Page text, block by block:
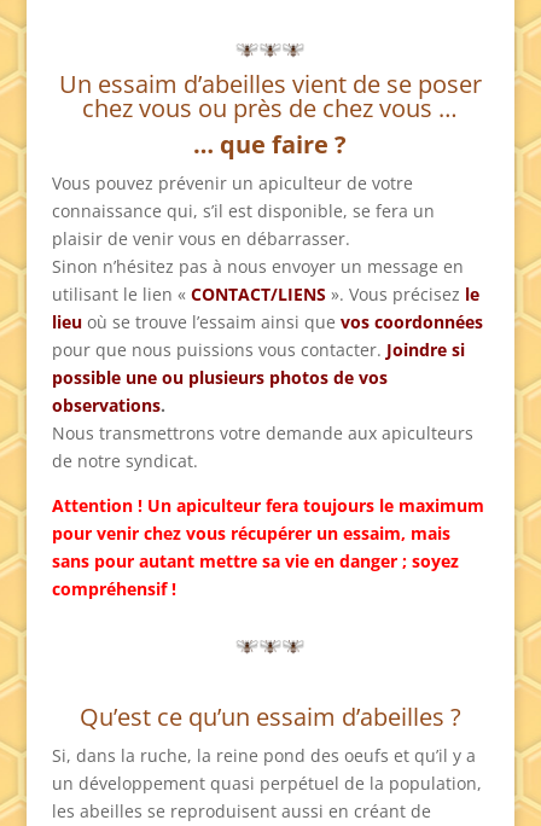
Un essaim d’abeilles vient de se poser
chez vous ou près de chez vous …
… que faire ?
Vous pouvez prévenir un apiculteur de votre
connaissance qui, s’il est disponible, se fera un
plaisir de venir vous en débarrasser.
Sinon n’hésitez pas à nous envoyer un message en
utilisant le lien « CONTACT/LIENS». Vous précisez le
lieuoù se trouve l’essaim ainsi que vos coordonnées
pour que nous puissions vous contacter. Joindre si
possible une ou plusieurs photos de vos
observations.
Nous transmettrons votre demande aux apiculteurs
de notre syndicat.
Attention ! Un apiculteur fera toujours le maximum
pour venir chez vous récupérer un essaim, mais
sans pour autant mettre sa vie en danger ; soyez
compréhensif !
Qu’est ce qu’un essaim d’abeilles ?
Si, dans la ruche, la reine pond des oeufs et qu’il y a
un développement quasi perpétuel de la population,
les abeilles se reproduisent aussi en créant de